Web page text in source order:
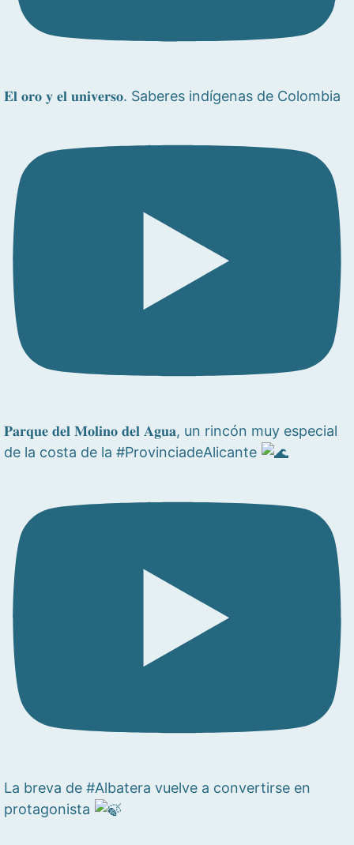
𝐄𝐥 𝐨𝐫𝐨 𝐲 𝐞𝐥 𝐮𝐧𝐢𝐯𝐞𝐫𝐬𝐨. Saberes indígenas de Colombia
𝐏𝐚𝐫𝐪𝐮𝐞 𝐝𝐞𝐥 𝐌𝐨𝐥𝐢𝐧𝐨 𝐝𝐞𝐥 𝐀𝐠𝐮𝐚, un rincón muy especial
de la costa de la #ProvinciadeAlicante
La breva de #Albatera vuelve a convertirse en
protagonista